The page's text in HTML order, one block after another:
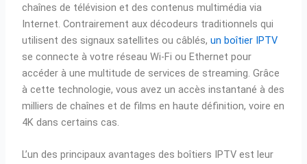
chaînes de télévision et des contenus multimédia via
Internet. Contrairement aux décodeurs traditionnels qui
utilisent des signaux satellites ou câblés,un boîtier IPTV
se connecte à votre réseau Wi-Fi ou Ethernet pour
accéder à une multitude de services de streaming. Grâce
à cette technologie, vous avez un accès instantané à des
milliers de chaînes et de films en haute définition, voire en
4K dans certains cas.
L’un des principaux avantages des boîtiers IPTV est leur